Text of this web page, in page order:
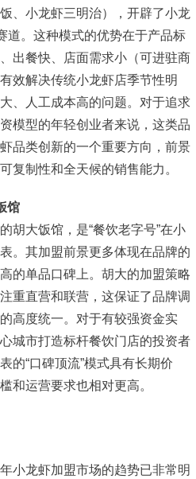
、小龙虾三明治），开辟了小龙
道。这种模式的优势在于产品标
出餐快、店面需求小（可进驻商
效解决传统小龙虾店季节性明
、人工成本高的问题。对于追求
模型的年轻创业者来说，这类品
品类创新的一个重要方向，前景
复制性和全天候的销售能力。
馆
胡大饭馆，是“餐饮老字号”在小
。其加盟前景更多体现在品牌的
的单品口碑上。胡大的加盟策略
重直营和联营，这保证了品牌调
高度统一。对于有较强资金实
城市打造标杆餐饮门店的投资者
的“口碑顶流”模式具有长期价
和运营要求也相对更高。
小龙虾加盟市场的趋势已非常明